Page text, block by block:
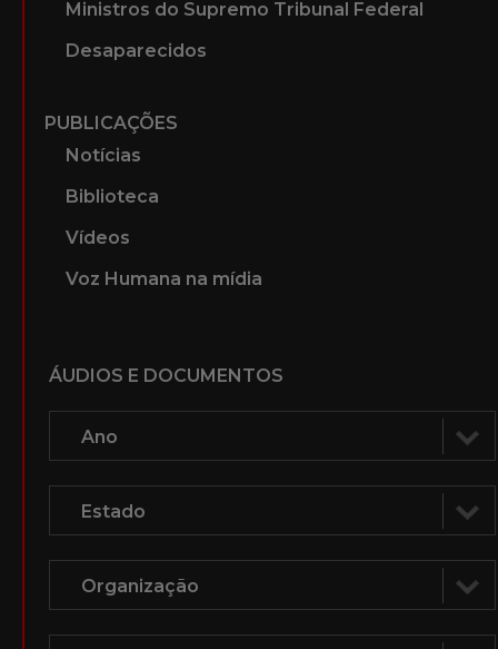
Ministros do Supremo Tribunal Federal
Desaparecidos
PUBLICAÇÕES
Notícias
Biblioteca
Vídeos
Voz Humana na mídia
ÁUDIOS E DOCUMENTOS